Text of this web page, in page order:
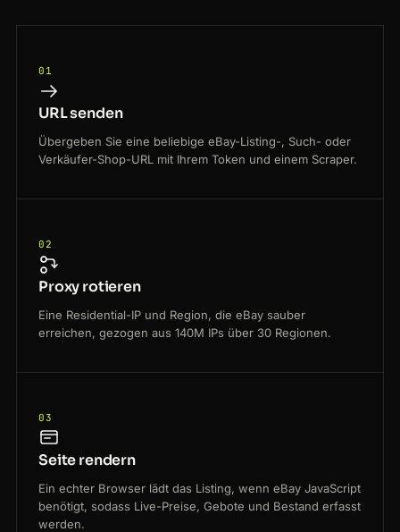
01
URL senden
Übergeben Sie eine beliebige eBay-Listing-, Such- oder
Verkäufer-Shop-URL mit Ihrem Token und einem Scraper.
02
Proxy rotieren
Eine Residential-IP und Region, die eBay sauber
erreichen, gezogen aus 140M IPs über 30 Regionen.
03
Seite rendern
Ein echter Browser lädt das Listing, wenn eBay JavaScript
benötigt, sodass Live-Preise, Gebote und Bestand erfasst
werden.